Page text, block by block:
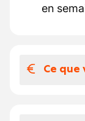
en
Ce que